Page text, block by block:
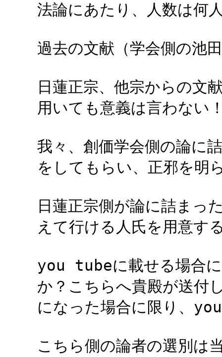
法論にあたり、人数は何
過去の文献（学会側の池
日蓮正宗、他宗からの文
用いても意義は言わない
我々、創価学会側の論に
をしてもらい、正邪を明
日蓮正宗側が論に詰まっ
えて行ける人氏を用意す
you tubeに載せる場合に
か？こちらへ貴殿が送付
になった場合に限り、
こちら側の論者の選別は